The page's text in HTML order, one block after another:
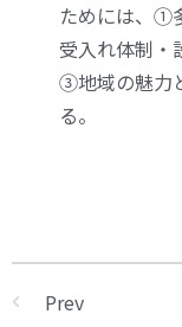
ためには、①
受入れ体制・
③地域の魅力
る。
Prev